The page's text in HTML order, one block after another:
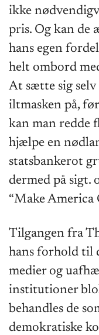
ikke
pris. Og kan de
hans egen
helt ombord
At sætte sig
iltmasken på,
kan man redde
hjælpe en
statsbankerot
dermed på sigt.
“Make America
Tilgangen fra
hans forhold til
medier og
institutioner
behandles de
demokratiske